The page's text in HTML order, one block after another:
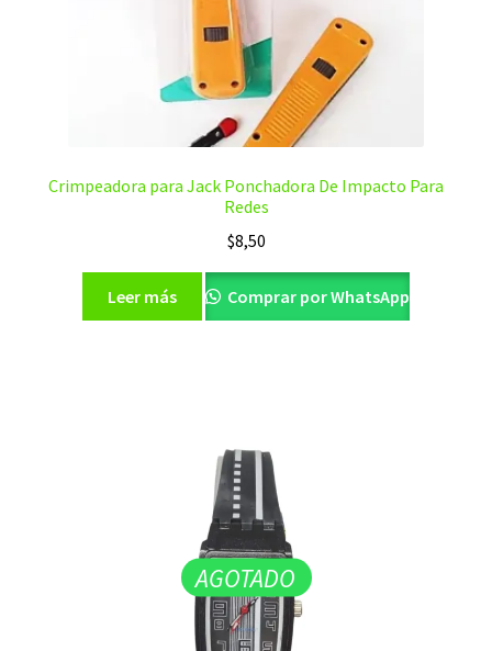
Crimpeadora para Jack Ponchadora De Impacto Para
Redes
$8,50
Leer más Comprar por WhatsApp
AGOTADO